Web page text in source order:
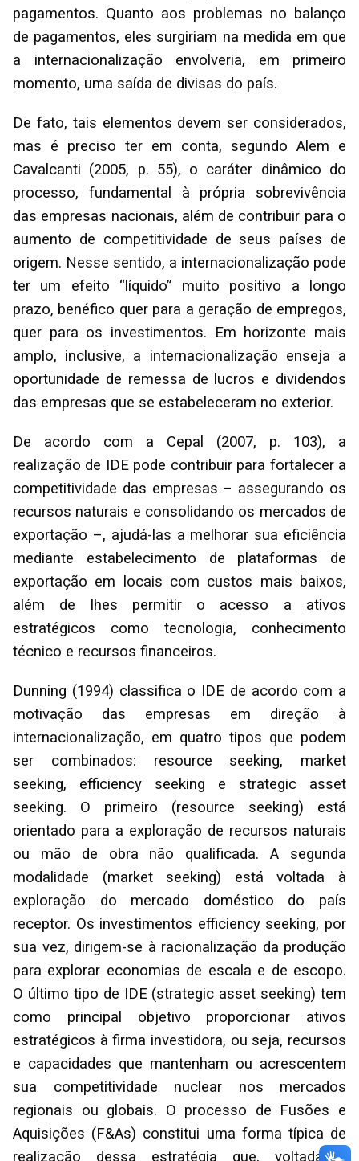
pagamentos. Quanto aos problemas no balanço
de pagamentos, eles surgiriam na medida em que
a internacionalização envolveria, em primeiro
momento, uma saída de divisas do país.
De fato, tais elementos devem ser considerados,
mas é preciso ter em conta, segundo Alem e
Cavalcanti (2005, p. 55), o caráter dinâmico do
processo, fundamental à própria sobrevivência
das empresas nacionais, além de contribuir para o
aumento de competitividade de seus países de
origem. Nesse sentido, a internacionalização pode
ter um efeito “líquido” muito positivo a longo
prazo, benéfico quer para a geração de empregos,
quer para os investimentos. Em horizonte mais
amplo, inclusive, a internacionalização enseja a
oportunidade de remessa de lucros e dividendos
das empresas que se estabeleceram no exterior.
De acordo com a Cepal (2007, p. 103), a
realização de IDE pode contribuir para fortalecer a
competitividade das empresas – assegurando os
recursos naturais e consolidando os mercados de
exportação –, ajudá-las a melhorar sua eficiência
mediante estabelecimento de plataformas de
exportação em locais com custos mais baixos,
além de lhes permitir o acesso a ativos
estratégicos como tecnologia, conhecimento
técnico e recursos financeiros.
Dunning (1994) classifica o IDE de acordo com a
motivação das empresas em direção à
internacionalização, em quatro tipos que podem
ser combinados: resource seeking, market
seeking, efficiency seeking e strategic asset
seeking. O primeiro (resource seeking) está
orientado para a exploração de recursos naturais
ou mão de obra não qualificada. A segunda
modalidade (market seeking) está voltada à
exploração do mercado doméstico do país
receptor. Os investimentos efficiency seeking, por
sua vez, dirigem-se à racionalização da produção
para explorar economias de escala e de escopo.
O último tipo de IDE (strategic asset seeking) tem
como principal objetivo proporcionar ativos
estratégicos à firma investidora, ou seja, recursos
e capacidades que mantenham ou acrescentem
sua competitividade nuclear nos mercados
regionais ou globais. O processo de Fusões e
Aquisições (F&As) constitui uma forma típica de
realização dessa estratégia que, voltada à